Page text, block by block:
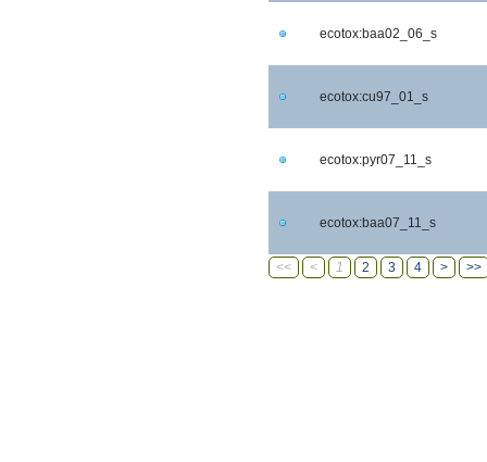
ecotox:baa02_06_s
ecotox:cu97_01_s
ecotox:pyr07_11_s
ecotox:baa07_11_s
<< < 1 2 3 4 > >>